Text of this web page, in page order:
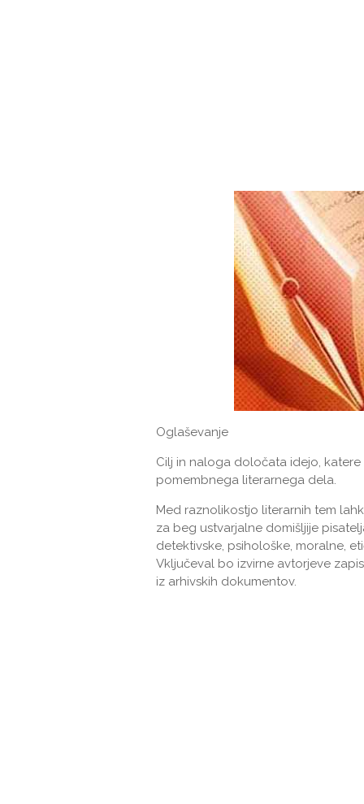
Oglaševanje
Cilj in naloga določata idejo,
pomembnega literarnega dela.
Med raznolikostjo literarnih tem
za beg ustvarjalne domišljije
detektivske, psihološke, moralne,
Vključeval bo izvirne avtorjeve
iz arhivskih dokumentov.